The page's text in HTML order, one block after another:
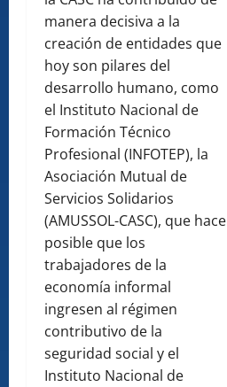
manera decisiva a la
creación de entidades que
hoy son pilares del
desarrollo humano, como
el Instituto Nacional de
Formación Técnico
Profesional (INFOTEP), la
Asociación Mutual de
Servicios Solidarios
(AMUSSOL-CASC), que hace
posible que los
trabajadores de la
economía informal
ingresen al régimen
contributivo de la
seguridad social y el
Instituto Nacional de